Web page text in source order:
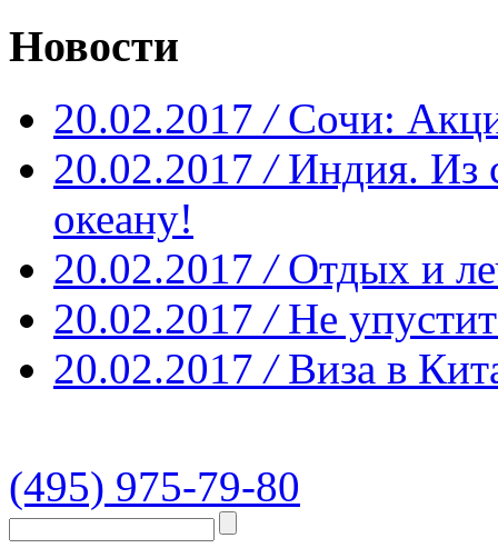
Новости
20.02.2017 / Сочи:
20.02.2017 / Индия. Из
океану!
20.02.2017 / Отдых и
20.02.2017 / Не
20.02.2017 / Виза в
(495) 975-79-80